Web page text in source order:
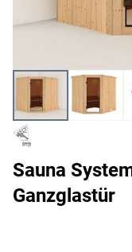
Sauna
Ganzglastür